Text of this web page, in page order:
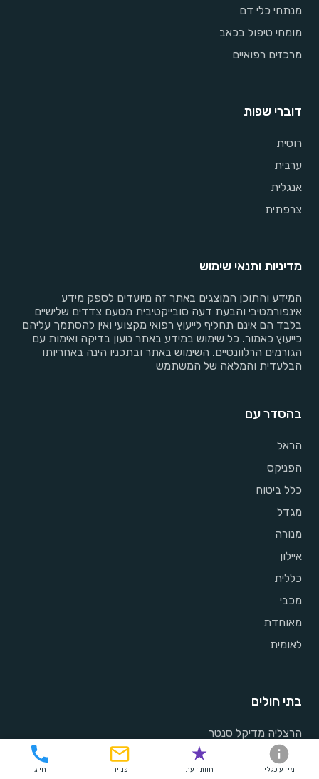
מנתחי כלי דם
מומחי טיפול בכאב
מרכזים רפואיים
דוברי שפות
רוסית
ערבית
אנגלית
צרפתית
מדיניות ותנאי שימוש
המידע והתוכן המוצגים באתר זה מיועדים לספק מידע
אינפורמטיבי והבעת דעה סובייקטיבית מטעם צדדים שלישיים
בלבד הם אינם תחליף לייעוץ רפואי מקצועי ואין להסתמך עליהם
כייעוץ כאמור. כל שימוש במידע באתר טעון בדיקה ואימות עם
הגורמים הרלוונטיים. השימוש באתר ובתכניו הינה באחריותו
הבלעדית והמלאה של המשתמש
בהסדר עם
הראל
הפניקס
כלל ביטוח
מגדל
מנורה
איילון
כללית
מכבי
מאוחדת
לאומית
בתי חולים
הרצליה מדיקל סנטר
רפאל
מידע כללי חוות דעת פנייה חיוג